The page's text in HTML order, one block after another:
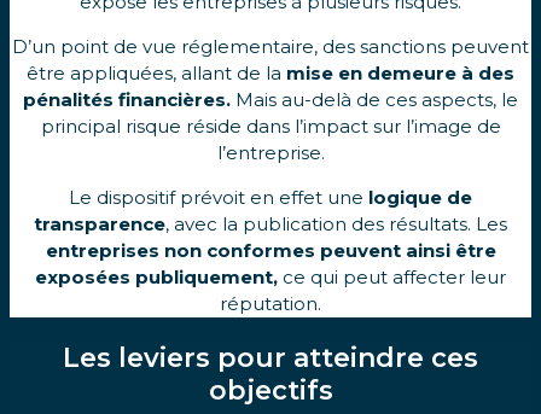
D’un point de vue réglementaire, des sanctions peuvent
être appliquées, allant de la mise en demeure à des
pénalités financières. Mais au-delà de ces aspects, le
principal risque réside dans l’impact sur l’image de
l’entreprise.
Le dispositif prévoit en effet une logique de
transparence, avec la publication des résultats. Les
entreprises non conformes peuvent ainsi être
exposées publiquement, ce qui peut affecter leur
réputation.
Les leviers pour atteindre ces
objectifs